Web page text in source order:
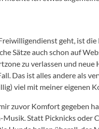
geht, ist
Sätze auch schon auf
zu verlassen und
Das ist alles andere als
viel mit meiner eigenen
zuvor Komfort gegeben
Statt Picknicks